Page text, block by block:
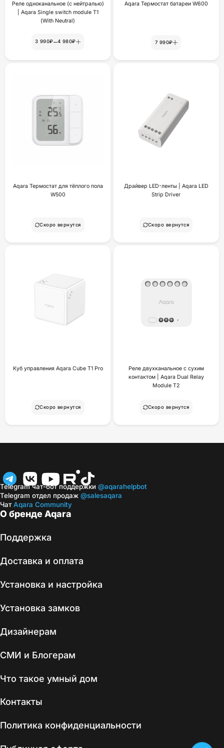
Реле одноканальное (с нейтралью)
| Aqara Single switch module T1
(With Neutral)
3 990₽–4 980₽
Aqara Термостат батареи W600
7 990₽
Aqara Термостат для тёплого пола
W500
Скоро вернутся
Драйвер LED-ленты | Aqara LED
Strip Driver
Скоро вернутся
Куб управления Aqara Cube T1 Pro
Скоро вернутся
Реле двухканальное с сухим
контактом | Aqara Dual Relay
Module T2
Скоро вернутся
О бренде Aqara
Поддержка
Доставка и оплата
Установка и настройка
Установка замков
Дизайнерам
СМИ и Блогерам
Что такое умный дом
Контакты
Политика конфиденциальности
Telegram чат-бот поддержки @aqarahelpbot
Telegram отдел продаж @salesaqara
ЧатAqara Community